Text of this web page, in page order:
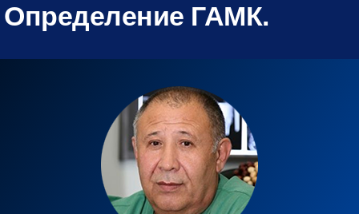
Определение ГАМК.